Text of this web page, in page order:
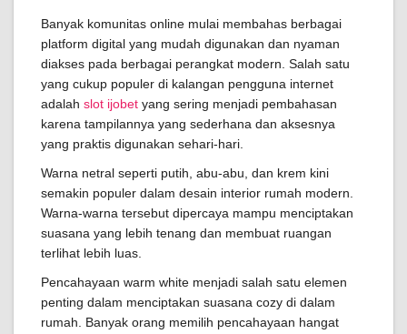
Banyak komunitas online mulai membahas berbagai
platform digital yang mudah digunakan dan nyaman
diakses pada berbagai perangkat modern. Salah satu
yang cukup populer di kalangan pengguna internet
adalah slot ijobet yang sering menjadi pembahasan
karena tampilannya yang sederhana dan aksesnya
yang praktis digunakan sehari-hari.
Warna netral seperti putih, abu-abu, dan krem kini
semakin populer dalam desain interior rumah modern.
Warna-warna tersebut dipercaya mampu menciptakan
suasana yang lebih tenang dan membuat ruangan
terlihat lebih luas.
Pencahayaan warm white menjadi salah satu elemen
penting dalam menciptakan suasana cozy di dalam
rumah. Banyak orang memilih pencahayaan hangat